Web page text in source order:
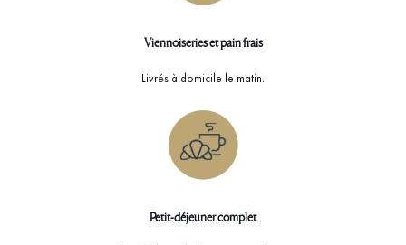
Viennoiseries et pain frais
Livrés à domicile le matin.
Petit-déjeuner complet